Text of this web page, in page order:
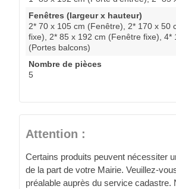
Fenêtres (largeur x hauteur)
2* 70 x 105 cm (Fenêtre), 2* 170 x 50
fixe), 2* 85 x 192 cm (Fenêtre fixe), 4*
(Portes balcons)
Nombre de pièces
5
Attention :
Certains produits peuvent nécessiter
de la part de votre Mairie. Veuillez-
préalable auprès du service cadastre.